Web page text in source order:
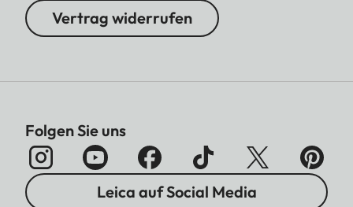
Vertrag widerrufen
Folgen Sie uns
Leica auf Social Media